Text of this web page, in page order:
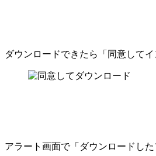
ダウンロードできたら「同意して
アラート画面で「ダウンロードし